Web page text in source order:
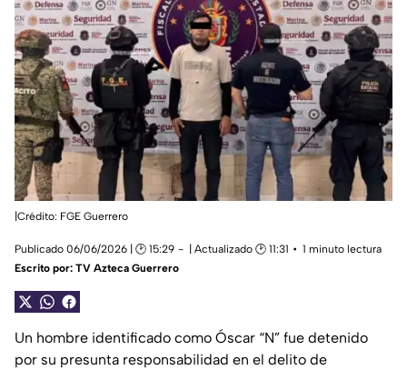
|Crédito: FGE Guerrero
Publicado 06/06/2026 | 🕑 15:29 | Actualizado 🕑 11:31
1 minuto lectura
Escrito por: TV Azteca Guerrero
Un hombre identificado como Óscar “N” fue detenido
por su presunta responsabilidad en el delito de